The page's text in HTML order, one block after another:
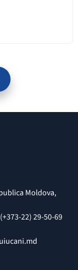
Moldova,
22) 29-50-69